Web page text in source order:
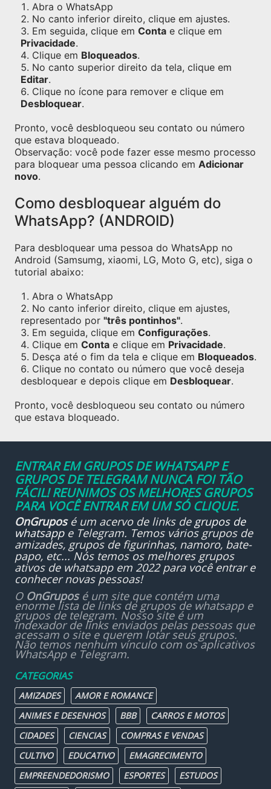
Abra o WhatsApp
No canto inferior direito, clique em ajustes.
Em seguida, clique em Conta e clique em
Privacidade.
Clique em Bloqueados.
No canto superior direito da tela, clique em
Editar.
Clique no ícone para remover e clique em
Desbloquear.
Pronto, você desbloqueou seu contato ou número
que estava bloqueado.
Observação: você pode fazer esse mesmo processo
para bloquear uma pessoa clicando em Adicionar
novo.
Como desbloquear alguém do
WhatsApp? (ANDROID)
Para desbloquear uma pessoa do WhatsApp no
Android (Samsumg, xiaomi, LG, Moto G, etc), siga o
tutorial abaixo:
Abra o WhatsApp
No canto inferior direito, clique em ajustes,
representado por "três pontinhos".
Em seguida, clique em Configurações.
Clique em Conta e clique em Privacidade.
Desça até o fim da tela e clique em Bloqueados.
Clique no contato ou número que você deseja
desbloquear e depois clique em Desbloquear.
Pronto, você desbloqueou seu contato ou número
que estava bloqueado.
ENTRAR EM GRUPOS DE WHATSAPP E
GRUPOS DE TELEGRAM NUNCA FOI TÃO
FÁCIL! REUNIMOS OS MELHORES GRUPOS
PARA VOCÊ ENTRAR EM UM SÓ CLIQUE.
OnGruposé um acervo de links de grupos de
whatsappe Telegram. Temos vários grupos de
amizades, grupos de figurinhas, namoro, bate-
papo, etc... Nós temos os melhores grupos
ativos de whatsapp em 2022 para você entrar e
conhecer novas pessoas!
O OnGruposé um site que contém uma
enorme lista de links de grupos de whatsapp e
grupos de telegram. Nosso site é um
indexador de links enviados pelas pessoas que
acessam o site e querem lotar seus grupos.
Não temos nenhum vínculo com os aplicativos
WhatsApp e Telegram.
CATEGORIAS
AMIZADES
AMOR E ROMANCE
ANIMES E DESENHOS
BBB
CARROS E MOTOS
CIDADES
CIENCIAS
COMPRAS E VENDAS
CULTIVO
EDUCATIVO
EMAGRECIMENTO
EMPREENDEDORISMO
ESPORTES
ESTUDOS